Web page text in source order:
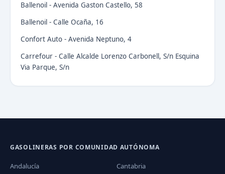
Ballenoil - Avenida Gaston Castello, 58
Ballenoil - Calle Ocaña, 16
Confort Auto - Avenida Neptuno, 4
Carrefour - Calle Alcalde Lorenzo Carbonell, S/n Esquina
Via Parque, S/n
GASOLINERAS POR COMUNIDAD AUTÓNOMA
Andalucía
Cantabria